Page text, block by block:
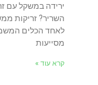
לאחד הכלים
מסייעות
קרא עוד »